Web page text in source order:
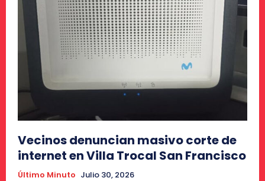
Vecinos denuncian masivo corte de
internet en Villa Trocal San Francisco
Último Minuto Julio 30, 2026